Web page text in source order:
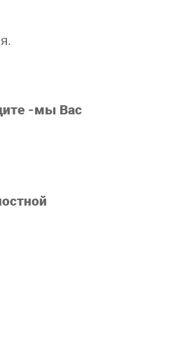
-мы Вас